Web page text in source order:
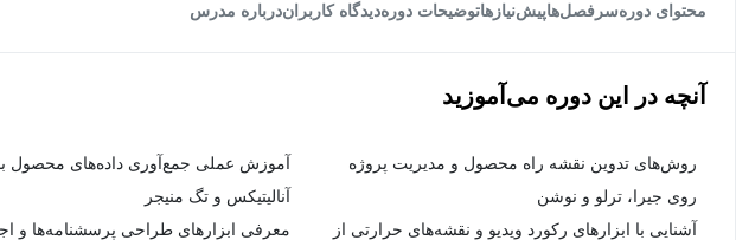
محتوای دورهسرفصل‌هاپیش‌نیاز‌هاتوضیحات دورهدیدگاه کاربراندرباره مدرس
آنچه در این دوره می‌آموزید
روش‌های تدوین نقشه راه محصول و مدیریت پروژه
روی جیرا، ترلو و نوشن
آموزش عملی جمع‌آوری داده‌های محصول
آنالیتیکس و تگ منیجر
آشنایی با ابزارهای رکورد ویدیو و نقشه‌های حرارتی از